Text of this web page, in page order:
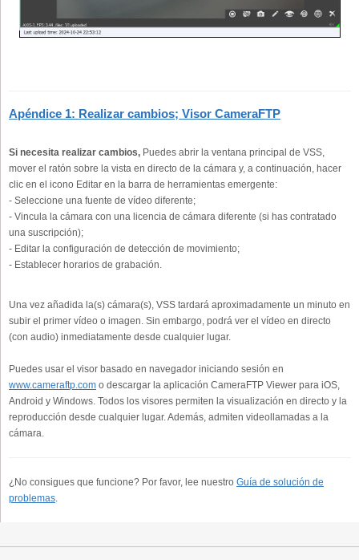
Apéndice 1: Realizar cambios; Visor CameraFTP
Si necesita realizar cambios, Puedes abrir la ventana principal de VSS,
mover el ratón sobre la vista en directo de la cámara y, a continuación, hacer
clic en el icono Editar en la barra de herramientas emergente:
- Seleccione una fuente de vídeo diferente;
- Vincula la cámara con una licencia de cámara diferente (si has contratado
una suscripción);
- Editar la configuración de detección de movimiento;
- Establecer horarios de grabación.
Una vez añadida la(s) cámara(s), VSS tardará aproximadamente un minuto en
subir el primer vídeo o imagen. Sin embargo, podrá ver el vídeo en directo
(con audio) inmediatamente desde cualquier lugar.
Puedes usar el visor basado en navegador iniciando sesión en
www.cameraftp.com o descargar la aplicación CameraFTP Viewer para iOS,
Android y Windows. Todos los visores permiten la visualización en directo y la
reproducción desde cualquier lugar. Además, admiten videollamadas a la
cámara.
¿No consigues que funcione? Por favor, lee nuestro Guía de solución de
problemas.